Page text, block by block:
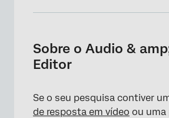
Navegação na Biblioteca áudio
Visualização de uma única
Transcrição do vídeo &
Sobre o Audio &
Editor
Se o seu pesquisa contiver
de resposta em vídeo ou uma